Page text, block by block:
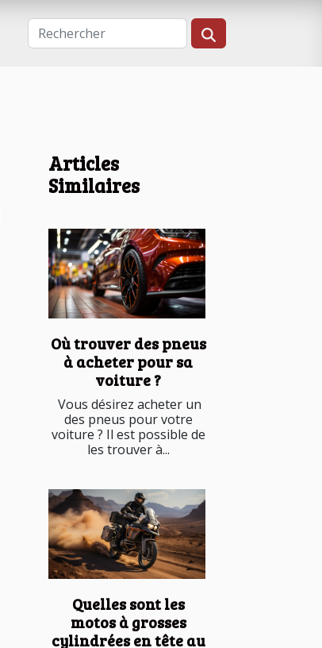
Articles
Similaires
Où trouver des pneus
à acheter pour sa
voiture ?
Vous désirez acheter un
des pneus pour votre
voiture ? Il est possible de
les trouver à...
Quelles sont les
motos à grosses
cylindrées en tête au